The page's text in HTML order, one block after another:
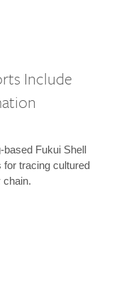
Include
based Fukui Shell
tracing cultured
chain.